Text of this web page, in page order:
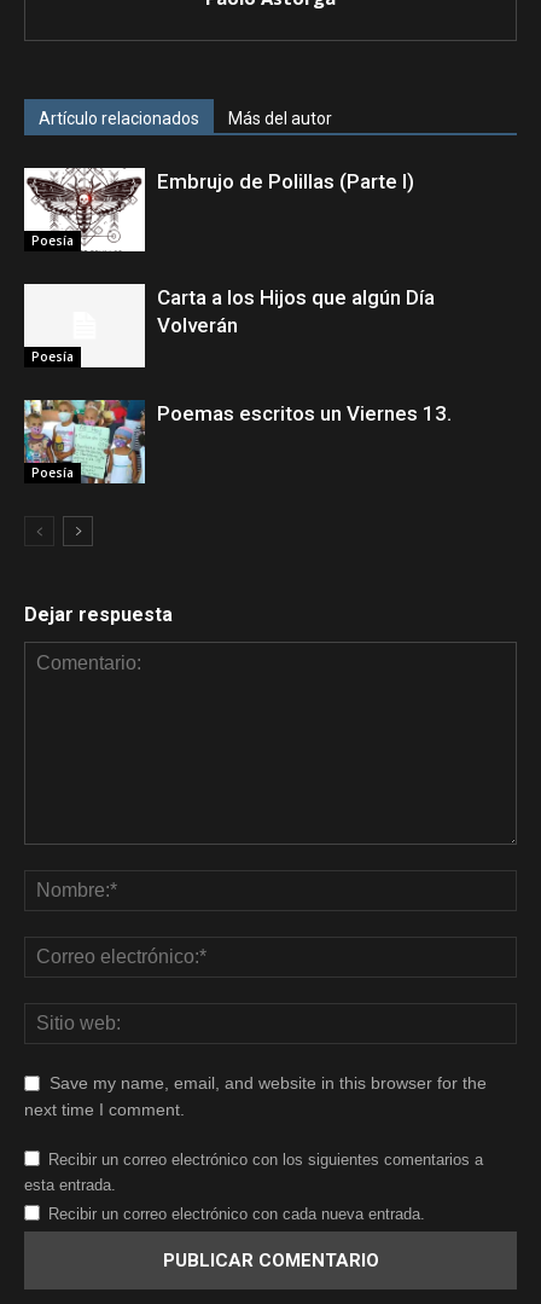
Artículo relacionados Más del autor
Poesía
Embrujo de Polillas (Parte I)
Poesía
Carta a los Hijos que algún Día
Volverán
Poesía
Poemas escritos un Viernes 13.
Dejar respuesta
Save my name, email, and website in this browser for the
next time I comment.
Recibir un correo electrónico con los siguientes comentarios a
esta entrada.
Recibir un correo electrónico con cada nueva entrada.